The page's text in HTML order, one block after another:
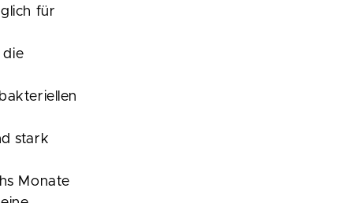
für
die
stark
Monate